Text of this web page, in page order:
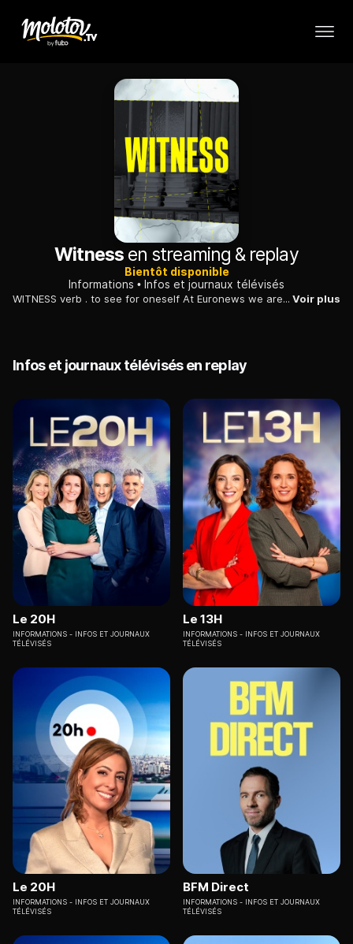
Witnessen streaming & replay
Bientôt disponible
Informations
Infos et journaux télévisés
WITNESS verb . to see for oneself At Euronews we are committed to people's stories and the truth. "Euronews WITNESS" brings world issues into focus through the experiences of men, women and children at the heart of the story. Voir plus
Infos et journaux télévisés en replay
Le 20H
INFORMATIONS
INFOS ET JOURNAUX
TÉLÉVISÉS
Le 13H
INFORMATIONS
INFOS ET JOURNAUX
TÉLÉVISÉS
Le 20H
INFORMATIONS
INFOS ET JOURNAUX
TÉLÉVISÉS
BFM Direct
INFORMATIONS
INFOS ET JOURNAUX
TÉLÉVISÉS